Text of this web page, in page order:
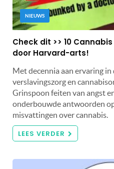
NIEUWS
Check dit >> 10
door Harvard-arts!
Met decennia aan ervaring in
verslavingszorg en
Grinspoon feiten van angst
onderbouwde antwoorden
misvattingen over cannabis.
LEES VERDER